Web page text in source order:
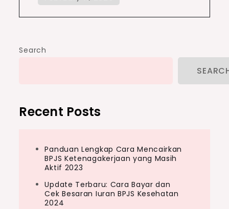
Search
Recent Posts
Panduan Lengkap Cara Mencairkan
BPJS Ketenagakerjaan yang Masih
Aktif 2023
Update Terbaru: Cara Bayar dan
Cek Besaran Iuran BPJS Kesehatan
2024